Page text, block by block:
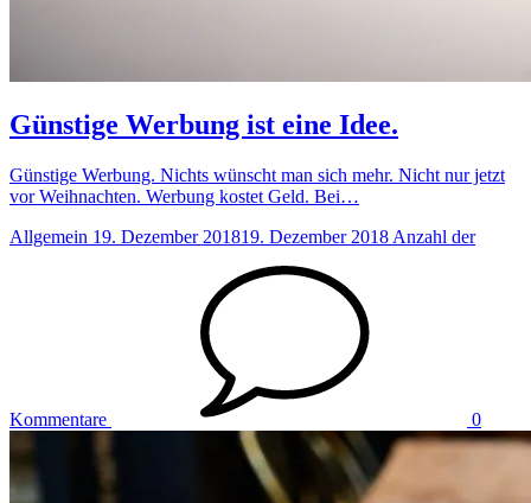
Günstige Werbung ist eine Idee.
Günstige Werbung. Nichts wünscht man sich mehr. Nicht nur jetzt
vor Weihnachten. Werbung kostet Geld. Bei…
Allgemein 19. Dezember 201819. Dezember 2018 Anzahl der
Kommentare 0